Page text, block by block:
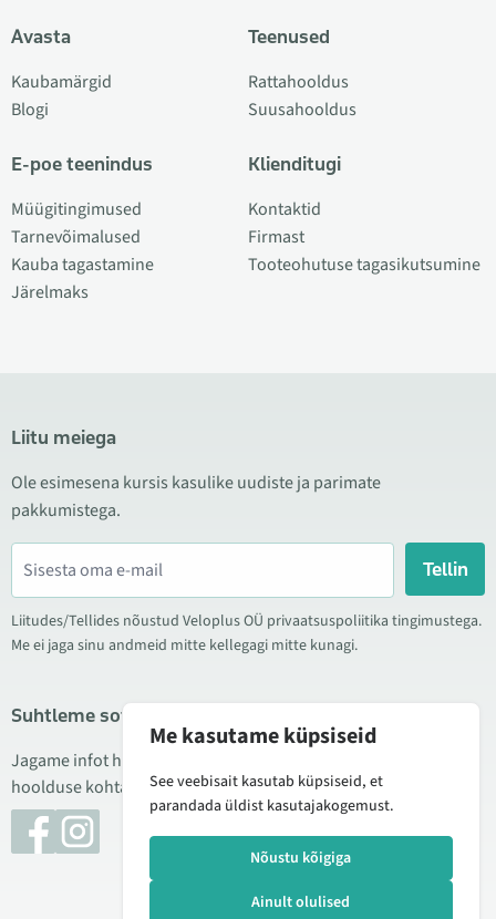
Avasta
Kaubamärgid
Blogi
E-poe teenindus
Müügitingimused
Tarnevõimalused
Kauba tagastamine
Järelmaks
Teenused
Rattahooldus
Suusahooldus
Klienditugi
Kontaktid
Firmast
Tooteohutuse tagasikutsumine
Liitu meiega
Ole esimesena kursis kasulike uudiste ja parimate
pakkumistega.
Tellin
Liitudes/Tellides nõustud Veloplus OÜ privaatsuspoliitika tingimustega.
Me ei jaga sinu andmeid mitte kellegagi mitte kunagi.
Suhtleme sotsiaalmeedias
Jagame infot hea hinna kampaaniate, uute toodete ning
hoolduse kohta. Mõnikord teeme ka tooteülevaateid.
Me kasutame küpsiseid
See veebisait kasutab küpsiseid, et
parandada üldist kasutajakogemust.
Nõustu kõigiga
Ainult olulised